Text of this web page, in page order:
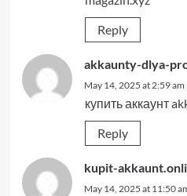
Reply
akkaunty-dlya-
May 14, 2025 at 2:59 am
купить аккаунт
Reply
kupit-
May 14, 2025 at 11:50